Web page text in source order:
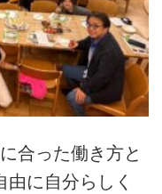
合った働き方と
に自分らしく